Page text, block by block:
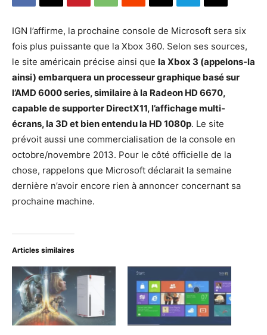
IGN l’affirme, la prochaine console de Microsoft sera six
fois plus puissante que la Xbox 360. Selon ses sources,
le site américain précise ainsi que la Xbox 3 (appelons-la
ainsi) embarquera un processeur graphique basé sur
l’AMD 6000 series, similaire à la Radeon HD 6670,
capable de supporter DirectX11, l’affichage multi-
écrans, la 3D et bien entendu la HD 1080p. Le site
prévoit aussi une commercialisation de la console en
octobre/novembre 2013. Pour le côté officielle de la
chose, rappelons que Microsoft déclarait la semaine
dernière n’avoir encore rien à annoncer concernant sa
prochaine machine.
Articles similaires